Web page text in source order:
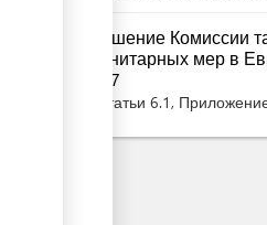
Решение Комиссии
санитарных мер в
317
Статьи 6.1,